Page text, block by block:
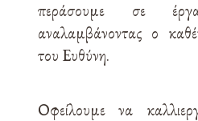
περάσουμε σε
αναλαμβάνοντας ο
του Ευθύνη.
Οφείλουμε να